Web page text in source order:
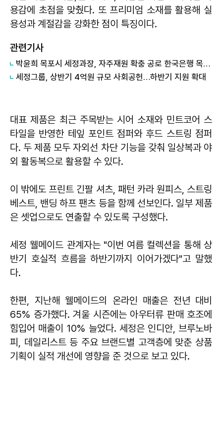
용감에 초점을 맞췄다. 또 프리미엄 소재를 활용해 실
용성과 계절감을 강화한 점이 특징이다.
관련기사
박윤희 목포시 세정과장, 자주재원 확충 공로 한국은행 목포본부 감사패 전달
세정그룹, 상반기 4억원 규모 사회공헌…하반기 지원 확대
대표 제품은 최근 주목받는 시어 소재와 민트코어 스
타일을 반영한 테잎 포인트 점퍼와 후드 스트링 점퍼
다. 두 제품 모두 자외선 차단 기능을 갖춰 일상복과 야
외 활동복으로 활용할 수 있다.
이 밖에도 프린트 긴팔 셔츠, 패턴 카라 원피스, 스트링
베스트, 밴딩 하프 팬츠 등을 함께 선보인다. 일부 제품
은 셋업으로도 연출할 수 있도록 구성했다.
세정 웰메이드 관계자는 "이번 여름 컬렉션을 통해 상
반기 호실적 흐름을 하반기까지 이어가겠다"고 말했
다.
한편, 지난해 웰메이드의 온라인 매출은 전년 대비
65% 증가했다. 겨울 시즌에는 아우터류 판매 호조에
힘입어 매출이 10% 늘었다. 세정은 인디안, 브루노바
피, 데일리스트 등 주요 브랜드별 고객층에 맞춘 상품
기획이 실적 개선에 영향을 준 것으로 보고 있다.